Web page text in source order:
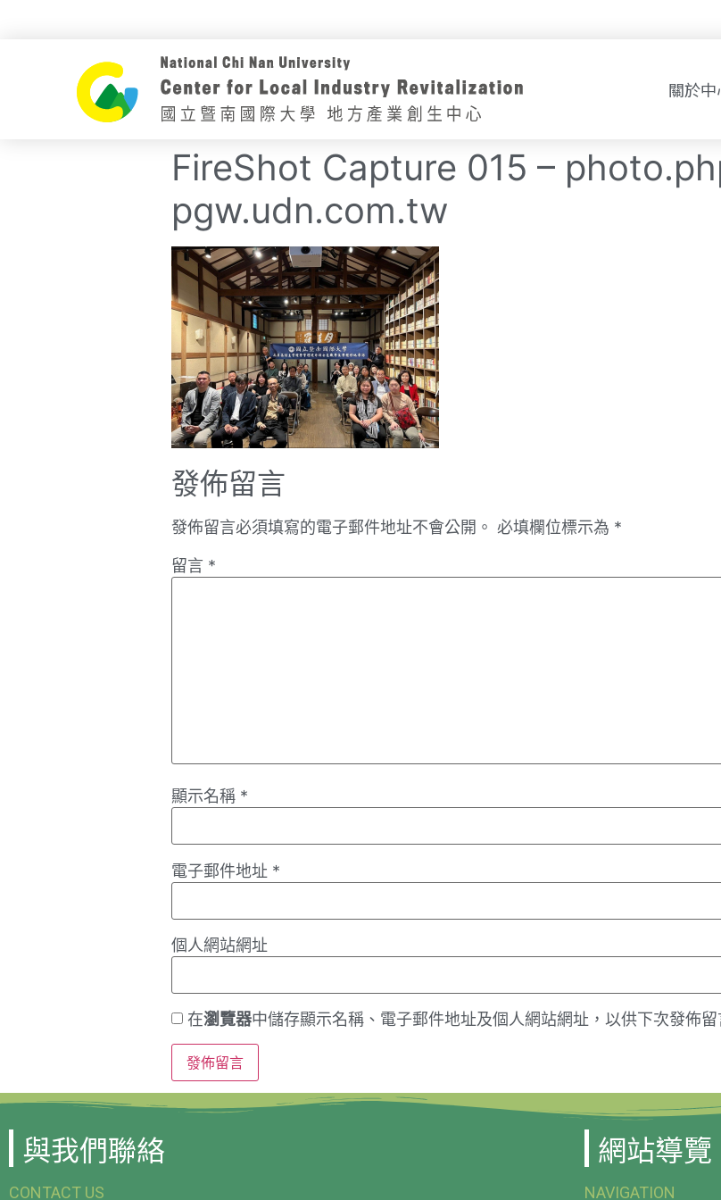
關於中
FireShot Capture 015 –
pgw.udn.com.tw
發佈留言
發佈留言必須填寫的電子郵件地址不會公開。 必填欄位標示為 *
留言 *
顯示名稱 *
電子郵件地址 *
個人網站網址
在瀏覽器中儲存顯示名稱、電子郵件地址及個人網站網址，以供下次發佈留
與我們聯絡
CONTACT US
網站導覽
NAVIGATION